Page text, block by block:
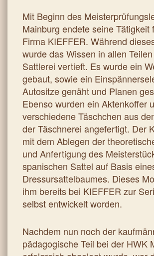
Mit Beginn des
Mainburg endete seine Tätigkeit
Firma KIEFFER. Während
wurde das Wissen in allen
Sattlerei vertieft. Es wurde ein
gebaut, sowie ein
Autositze genäht und Planen
Ebenso wurden ein Aktenkoffer
verschiedene Täschchen aus
der Täschnerei angefertigt. Der
mit dem Ablegen der
und Anfertigung des
spanischen Sattel auf Basis
Dressursattelbaumes. Dieses
ihm bereits bei KIEFFER zur
selbst entwickelt worden.
Nachdem nun noch der
pädagogische Teil bei der HWK